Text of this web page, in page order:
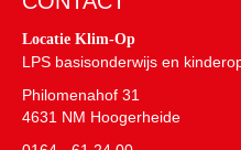
Locatie Klim-Op
LPS basisonderwijs en
Philomenahof 31
4631 NM Hoogerheide